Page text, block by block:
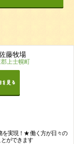
藤牧場
上士幌町
を実現！★ 働く方が日々の
ができます